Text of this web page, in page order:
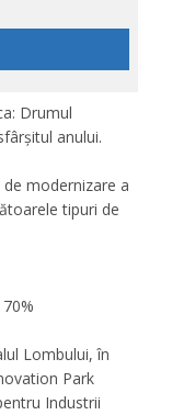
Drumul
anului.
modernizare a
tipuri de
Lombului, în
Park
Industrii